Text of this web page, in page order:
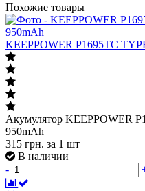
Похожие товары
KEEPPOWER P1695TC
Акумулятор KEEPPOWER
950mAh
315 грн. за 1 шт
В наличии
-